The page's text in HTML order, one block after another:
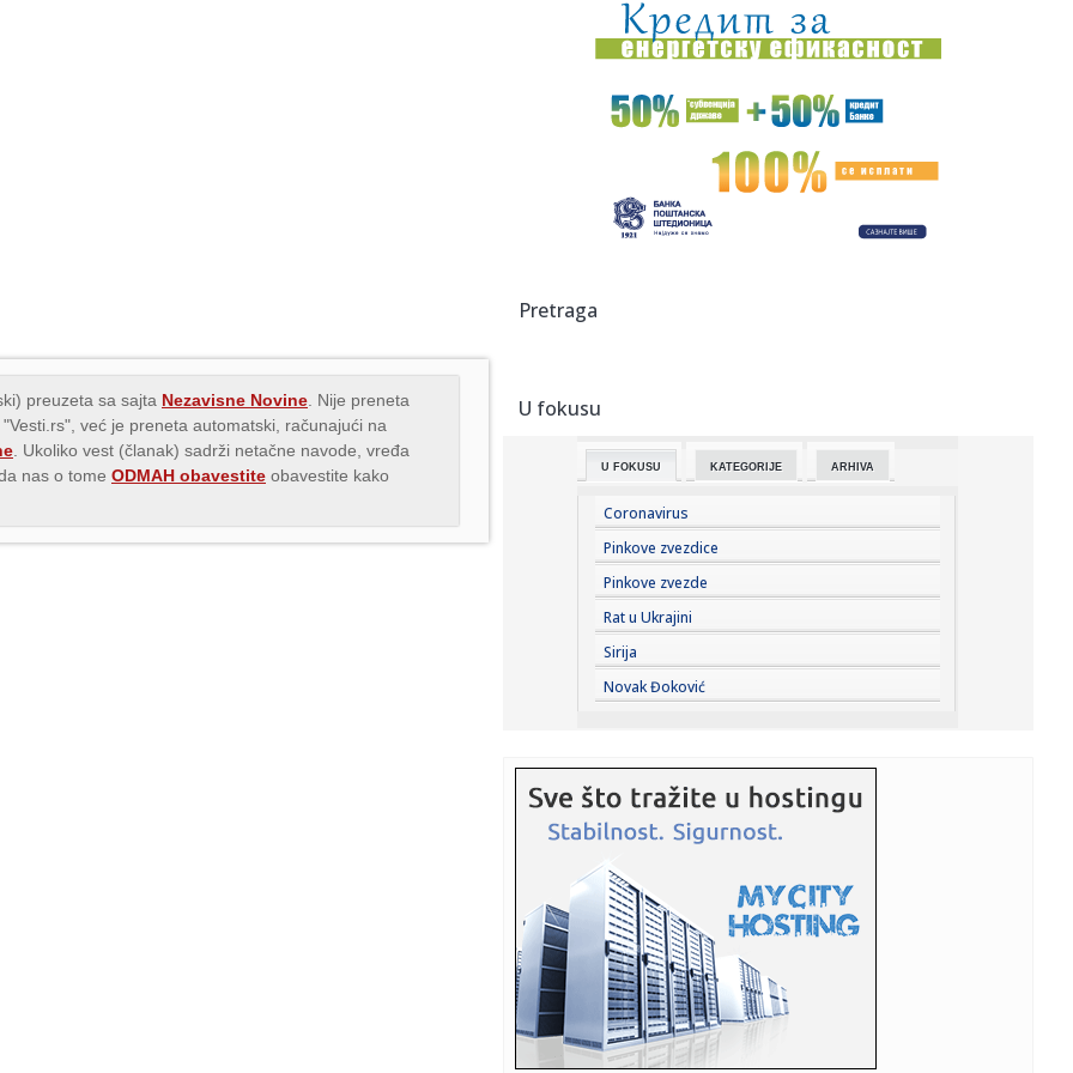
preuzeta sa sajta Nezavisne Novine . Nije preneta
već je preneta automatski, računajući na
. Ukoliko vest (članak) sadrži netačne navode, vređa
nas o tome ODMAH obavestite obavestite kako
23:48:Otišao iz Arsenala pre nego što su podigli trofej – vratio
se...
23:47:Srpkinje pronašle novčanik u Čanju, pa uradile nešto što je
Detalji drame na nemačkom aerodromu: Vozač nogom
23:42:Kraj za Aleksandru i Anu: Eliminisane već na startu
23:32:
23:29:
Američki Senat usvojio zakon o sankcijama Rusiji usmjeren
23:27:Hitno se oglasili Rusi: "Provokacija!"
23:25:MUP: Aktivna četiri veća požara, najveći izbio u mestu
Šumar...
23:24:Ako ste planirali da kupite polovan automobil u Nemačkoj,
pogled...
23:21: Nestao nakit vrijedan 10.000 evra: Snimak otkrio krajnje
neobičn...
23:21:
dvojic...
23:21:Španija od subote uvodi kontrole za putnike iz Italije: Evo
šta...
23:21:Pucano na vilu bogatog srpskog trgovca nekretninama u
Minhenu
23:21:Ako vam nije do vježbanja, ova dvominutna aktivnost
Pretraga
U fokusu
U FOKUSU KATEGORIJE ARHIVA
Coronavirus
Pinkove zvezdice
Pinkove zvezde
Rat u Ukrajini
Sirija
Novak Đoković